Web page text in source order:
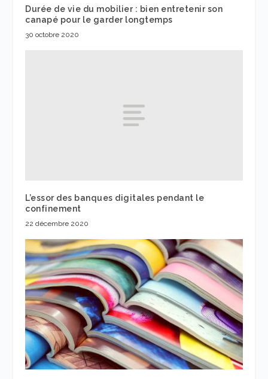
Durée de vie du mobilier : bien entretenir son
canapé pour le garder longtemps
30 octobre 2020
L’essor des banques digitales pendant le
confinement
22 décembre 2020